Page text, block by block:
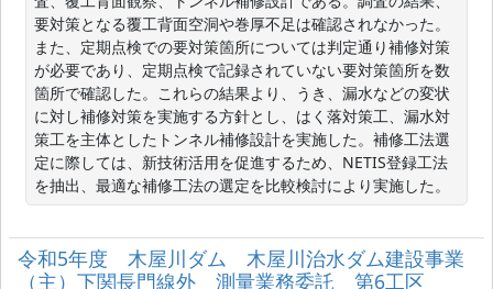
要対策となる覆工背面空洞や巻厚不足は確認されなかった。
また、定期点検での要対策箇所については判定通り補修対策
が必要であり、定期点検で記録されていない要対策箇所を数
箇所で確認した。これらの結果より、うき、漏水などの変状
に対し補修対策を実施する方針とし、はく落対策工、漏水対
策工を主体としたトンネル補修設計を実施した。補修工法選
定に際しては、新技術活用を促進するため、NETIS登録工法
を抽出、最適な補修工法の選定を比較検討により実施した。
令和5年度 木屋川ダム 木屋川治水ダム建設事業
（主）下関長門線外 測量業務委託 第6工区